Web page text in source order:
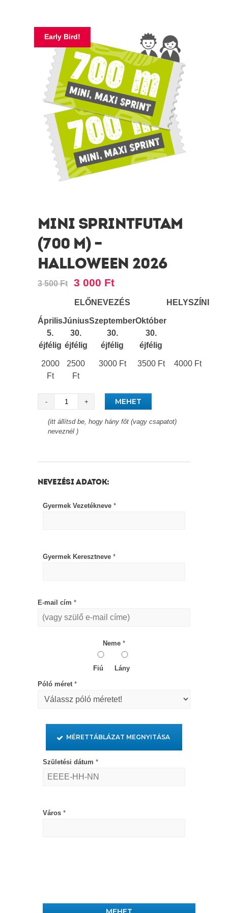
Early Bird!
MINI SPRINTFUTAM
(700 M) –
HALLOWEEN 2026
3 500Ft 3 000 Ft
ELŐNEVEZÉS HELYSZÍNI
Április
5.
éjfélig
Június
30.
éjfélig
Szeptember
30.
éjfélig
Október
30.
éjfélig
2000
Ft
2500
Ft
3000 Ft 3500 Ft 4000 Ft
Helyek
száma
MEHET
(itt állítsd be, hogy hány főt (vagy csapatot)
neveznél )
NEVEZÉSI ADATOK:
Gyermek Vezetékneve *
Gyermek Keresztneve *
E-mail cím *
Neme *
Fiú Lány
Póló méret *
MÉRETTÁBLÁZAT MEGNYITÁSA
Születési dátum *
Város *